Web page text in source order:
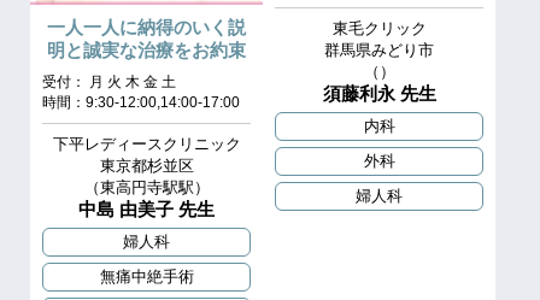
一人一人に納得のいく説
明と誠実な治療をお約束
受付： 月 火 木 金 土
時間：9:30-12:00,14:00-17:00
下平レディースクリニック
東京都杉並区
（東高円寺駅駅）
中島 由美子 先生
婦人科
無痛中絶手術
東毛クリック
群馬県みどり市
（）
須藤利永 先生
内科
外科
婦人科